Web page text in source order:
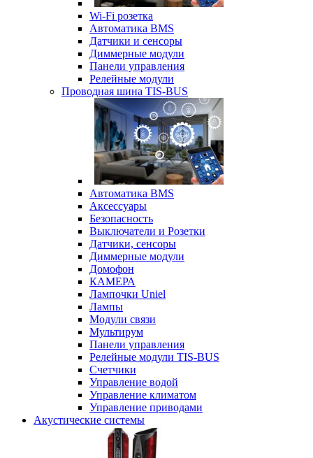
Wi-Fi розетка
Автоматика BMS
Датчики и сенсоры
Диммерные модули
Панели управления
Релейные модули
Проводная шина TIS-BUS
Автоматика BMS
Аксессуары
Безопасность
Выключатели и Розетки
Датчики, сенсоры
Диммерные модули
Домофон
КАМЕРА
Лампочки Uniel
Лампы
Модули связи
Мультирум
Панели управления
Релейные модули TIS-BUS
Счетчики
Управление водой
Управление климатом
Управление приводами
Акустические системы